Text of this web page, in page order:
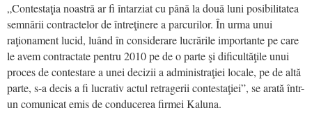
„Contestaţia noastră ar fi întarziat cu până la două luni posibilitatea
semnării contractelor de întreţinere a parcurilor. În urma unui
raţionament lucid, luând în considerare lucrările importante pe care
le avem contractate pentru 2010 pe de o parte şi dificultăţile unui
proces de contestare a unei decizii a administraţiei locale, pe de altă
parte, s-a decis a fi lucrativ actul retragerii contestaţiei”, se arată într-
un comunicat emis de conducerea firmei Kaluna.